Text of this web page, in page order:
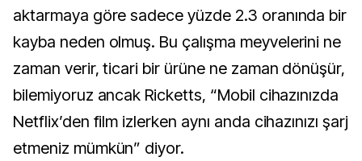
aktarmaya göre sadece yüzde 2.3 oranında bir
kayba neden olmuş. Bu çalışma meyvelerini ne
zaman verir, ticari bir ürüne ne zaman dönüşür,
bilemiyoruz ancak Ricketts, “Mobil cihazınızda
Netflix’den film izlerken aynı anda cihazınızı şarj
etmeniz mümkün” diyor.